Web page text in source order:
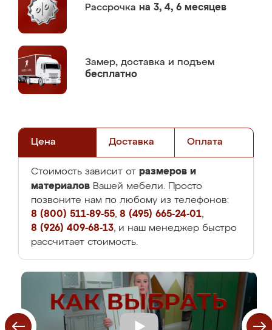
Рассрочка на 3, 4, 6 месяцев
Замер, доставка и подъем
бесплатно
Цена Доставка Оплата
Стоимость зависит от размеров и
материалов Вашей мебели. Просто
позвоните нам по любому из телефонов:
8 (800) 511-89-55, 8 (495) 665-24-01,
8 (926) 409-68-13, и наш менеджер быстро
рассчитает стоимость.